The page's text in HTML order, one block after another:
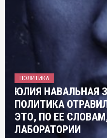
ПОЛИТИКА
ЮЛИЯ НАВАЛЬНАЯ
ПОЛИТИКА
ЭТО, ПО ЕЕ
ЛАБОРАТОРИИ